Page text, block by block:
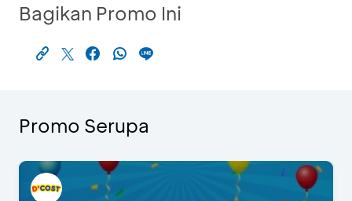
Bagikan Promo Ini
Promo Serupa